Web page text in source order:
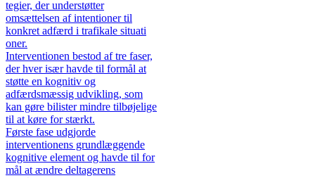
tegier, der understøtter
omsættelsen af intentioner til
konkret adfærd i trafikale situati
oner.
Interventionen bestod af tre faser,
der hver især havde til formål at
støtte en kognitiv og
adfærdsmæssig udvikling, som
kan gøre bilister mindre tilbøjelige
til at køre for stærkt.
Første fase udgjorde
interventionens grundlæggende
kognitive element og havde til for
mål at ændre deltagerens